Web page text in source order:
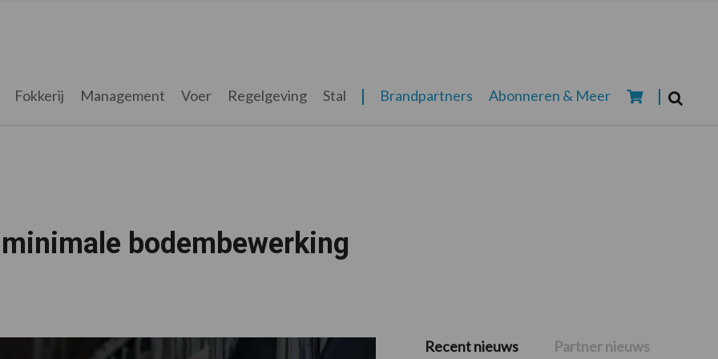
Fokkerij Management Voer Regelgeving Stal Brandpartners Abonneren & Meer
bodembewerking
Primaire
Recent nieuws Partner nieuws